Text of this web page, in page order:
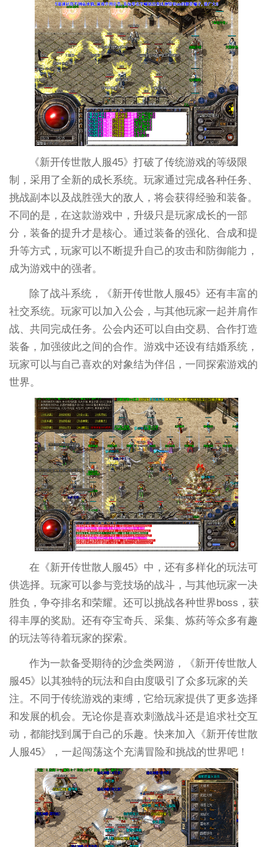
《新开传世散人服45》打破了传统游戏的等级限
制，采用了全新的成长系统。玩家通过完成各种任务、
挑战副本以及战胜强大的敌人，将会获得经验和装备。
不同的是，在这款游戏中，升级只是玩家成长的一部
分，装备的提升才是核心。通过装备的强化、合成和提
升等方式，玩家可以不断提升自己的攻击和防御能力，
成为游戏中的强者。
除了战斗系统，《新开传世散人服45》还有丰富的
社交系统。玩家可以加入公会，与其他玩家一起并肩作
战、共同完成任务。公会内还可以自由交易、合作打造
装备，加强彼此之间的合作。游戏中还设有结婚系统，
玩家可以与自己喜欢的对象结为伴侣，一同探索游戏的
世界。
在《新开传世散人服45》中，还有多样化的玩法可
供选择。玩家可以参与竞技场的战斗，与其他玩家一决
胜负，争夺排名和荣耀。还可以挑战各种世界boss，获
得丰厚的奖励。还有夺宝奇兵、采集、炼药等众多有趣
的玩法等待着玩家的探索。
作为一款备受期待的沙盒类网游，《新开传世散人
服45》以其独特的玩法和自由度吸引了众多玩家的关
注。不同于传统游戏的束缚，它给玩家提供了更多选择
和发展的机会。无论你是喜欢刺激战斗还是追求社交互
动，都能找到属于自己的乐趣。快来加入《新开传世散
人服45》，一起闯荡这个充满冒险和挑战的世界吧！